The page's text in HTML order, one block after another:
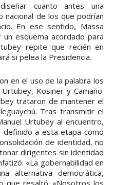
cuanto antes una
nacional de los que podrían
En ese sentido, Massa
esquema acordado para
repite que recién en
si pelea la Presidencia.
en el uso de la palabra los
Kosiner y Camaño.
trataron de mantener el
Tras transmitir el
Urtubey al encuentro,
definido a esta etapa como
de identidad, no
dirigentes sin identidad
«La gobernabilidad en
alternativa democrática,